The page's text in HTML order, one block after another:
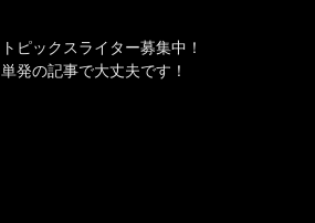
トピックスライター募集中！
単発の記事で大丈夫です！